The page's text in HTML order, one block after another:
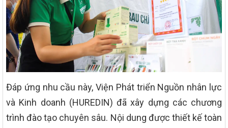
Đáp ứng nhu cầu này, Viện Phát triển Nguồn nhân lực
và Kinh doanh (HUREDIN) đã xây dựng các chương
trình đào tạo chuyên sâu. Nội dung được thiết kế toàn